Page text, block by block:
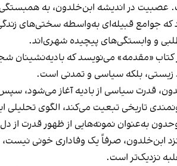
عصبیت در اندیشه ابن‌خلدون، به همبستگی
که جوامع قبیله‌ای به‌واسطه‌ سختی‌های
و وابستگی‌های پیچیده‌ شهری‌اند.
«مقدمه» می‌نویسد که بادیه‌نشینان
زیستی، بلکه سیاسی و تمدنی است.
قدرت سیاسی از بادیه آغاز می‌شود،
تاریخی تبعیت می‌کند، الگوی
به‌عنوان نمونه‌هایی از ظهور قدرت
ابن‌خلدون، صرفاً یک وفاداری خونی
نزدیک‌تر است.